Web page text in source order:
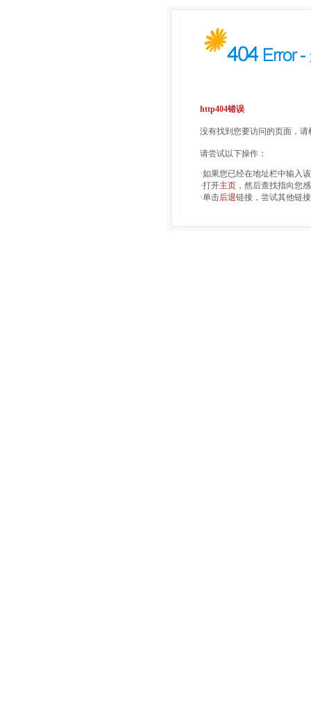
http404错误
没有找到您要访问的页面，
请尝试以下操作：
·如果您已经在地址栏中输入
·打开主页 ，然后查找指向您
·单击后退链接，尝试其他链